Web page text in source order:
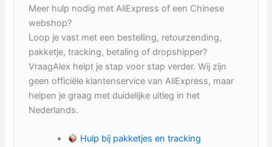
Meer hulp nodig met AliExpress of een Chinese
webshop?
Loop je vast met een bestelling, retourzending,
pakketje, tracking, betaling of dropshipper?
VraagAlex helpt je stap voor stap verder. Wij zijn
geen officiële klantenservice van AliExpress, maar
helpen je graag met duidelijke uitleg in het
Nederlands.
Hulp bij pakketjes en tracking